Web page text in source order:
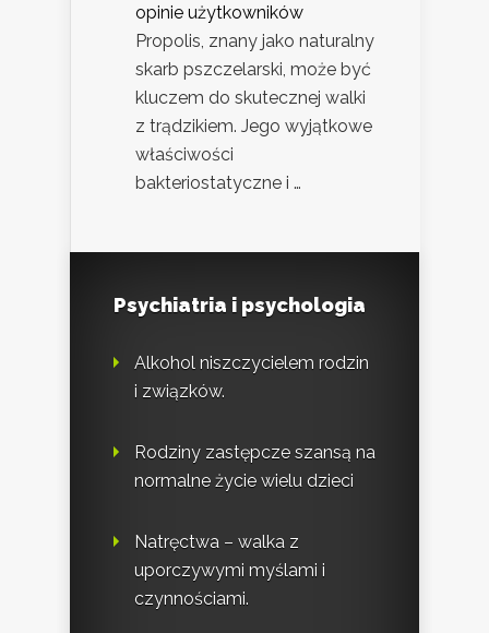
opinie użytkowników
Propolis, znany jako naturalny
skarb pszczelarski, może być
kluczem do skutecznej walki
z trądzikiem. Jego wyjątkowe
właściwości
bakteriostatyczne i …
Psychiatria i psychologia
Alkohol niszczycielem rodzin
i związków.
Rodziny zastępcze szansą na
normalne życie wielu dzieci
Natręctwa – walka z
uporczywymi myślami i
czynnościami.